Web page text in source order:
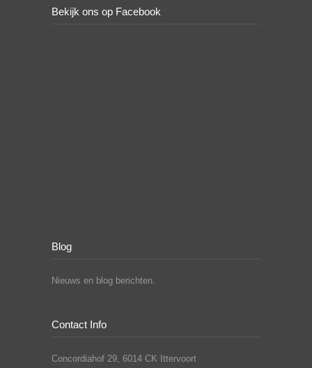
Bekijk ons op Facebook
Blog
Nieuws en blog berichten.
Contact Info
Concordiahof 29, 6014 CK Ittervoort